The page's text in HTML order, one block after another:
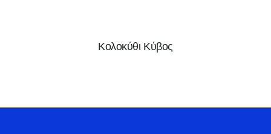
Κολοκύθι Κύβος